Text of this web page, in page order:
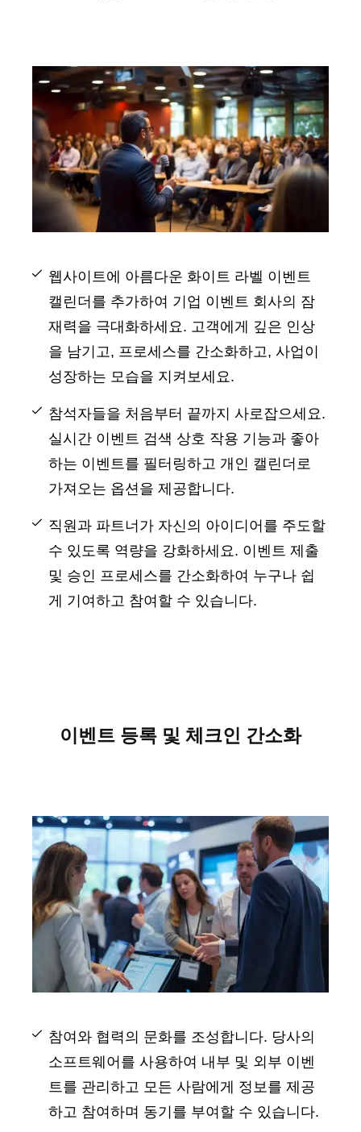
웹사이트에 아름다운 화이트 라벨 이벤트
캘린더를 추가하여 기업 이벤트 회사의 잠
재력을 극대화하세요. 고객에게 깊은 인상
을 남기고, 프로세스를 간소화하고, 사업이
성장하는 모습을 지켜보세요.
참석자들을 처음부터 끝까지 사로잡으세요.
실시간 이벤트 검색 상호 작용 기능과 좋아
하는 이벤트를 필터링하고 개인 캘린더로
가져오는 옵션을 제공합니다.
직원과 파트너가 자신의 아이디어를 주도할
수 있도록 역량을 강화하세요. 이벤트 제출
및 승인 프로세스를 간소화하여 누구나 쉽
게 기여하고 참여할 수 있습니다.
이벤트 등록 및 체크인 간소화
참여와 협력의 문화를 조성합니다. 당사의
소프트웨어를 사용하여 내부 및 외부 이벤
트를 관리하고 모든 사람에게 정보를 제공
하고 참여하며 동기를 부여할 수 있습니다.